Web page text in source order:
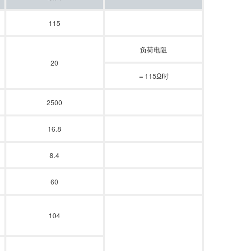
115
20
负荷电阻
＝115Ω时
2500
16.8
8.4
60
104